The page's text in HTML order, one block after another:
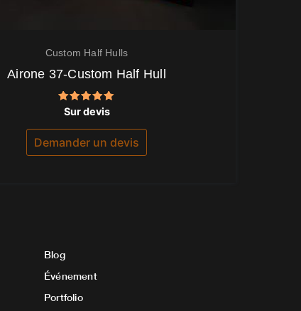
Custom Half Hulls
Airone 37-Custom Half Hull
Note
5.00
sur 5
Sur devis
Demander un devis
Blog
Événement
Portfolio